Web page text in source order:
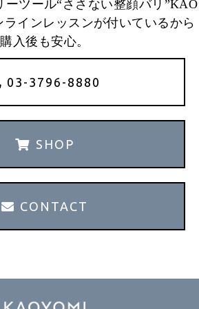
ーツール“ささない整顔バリ”KAO
インレッスンが付いているから
購入後も安心。
03-3796-8880
SHOP
CONTACT